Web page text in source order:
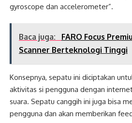
gyroscope dan accelerometer”.
Baca juga:
FARO Focus
Scanner Berteknologi Tinggi
Konsepnya, sepatu ini diciptakan
aktivitas si pengguna dengan
suara. Sepatu canggih ini juga bisa
pengguna dan akan memberikan